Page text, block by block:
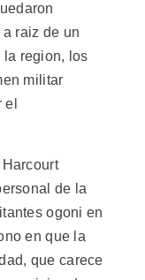
raiz de un
la region, los
militar
de la
ogoni en
en que la
que carece